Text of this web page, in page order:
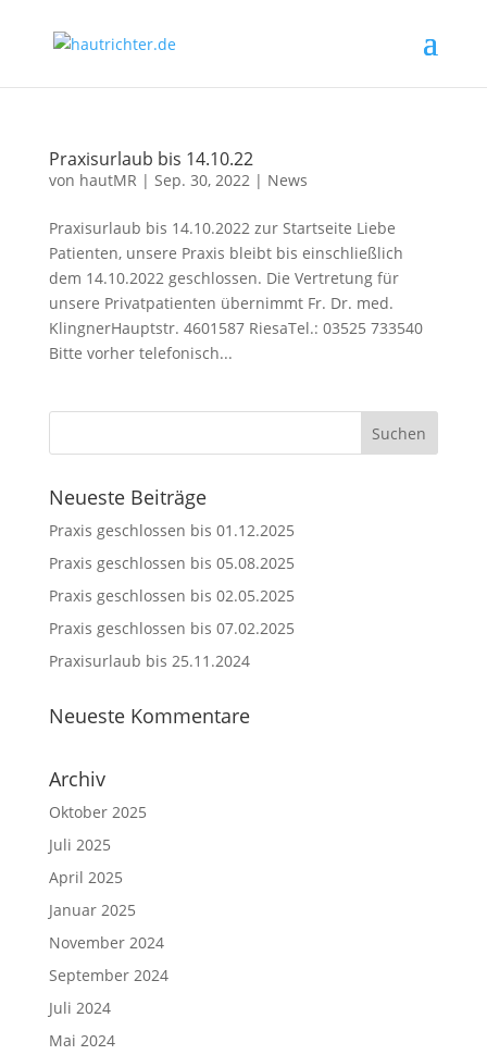
Praxisurlaub bis 14.10.22
von hautMR | Sep. 30, 2022| News
Praxisurlaub bis 14.10.2022 zur Startseite Liebe
Patienten, unsere Praxis bleibt bis einschließlich
dem 14.10.2022 geschlossen. Die Vertretung für
unsere Privatpatienten übernimmt Fr. Dr. med.
KlingnerHauptstr. 4601587 RiesaTel.: 03525 733540
Bitte vorher telefonisch...
Neueste Beiträge
Praxis geschlossen bis 01.12.2025
Praxis geschlossen bis 05.08.2025
Praxis geschlossen bis 02.05.2025
Praxis geschlossen bis 07.02.2025
Praxisurlaub bis 25.11.2024
Neueste Kommentare
Archiv
Oktober 2025
Juli 2025
April 2025
Januar 2025
November 2024
September 2024
Juli 2024
Mai 2024